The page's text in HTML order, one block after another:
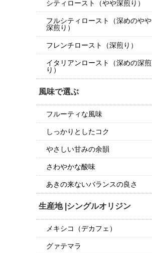
シティロースト（やや深煎り）
フルシティロースト（深めのやや
深煎り）
フレンチロースト（深煎り）
イタリアンロースト（深めの深煎
り）
風味で選ぶ
フルーティな風味
しっかりとしたコク
やさしい甘みの余韻
さわやかな酸味
あきの来ないバランスの良さ
生産地 |シングルオリジン
メキシコ（デカフェ）
グァテマラ